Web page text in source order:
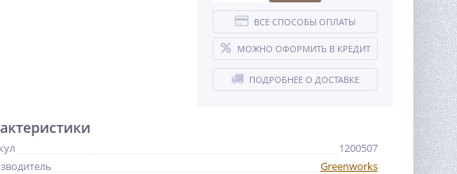
ВСЕ СПОСОБЫ ОПЛАТЫ
МОЖНО ОФОРМИТЬ В КРЕДИТ
ПОДРОБНЕЕ О ДОСТАВКЕ
1200507
Greenworks